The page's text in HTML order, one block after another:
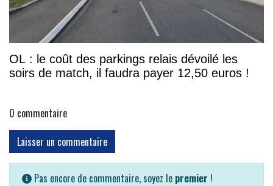
OL : le coût des parkings relais dévoilé les
soirs de match, il faudra payer 12,50 euros !
0 commentaire
Laisser un commentaire
Pas encore de commentaire, soyez le premier !